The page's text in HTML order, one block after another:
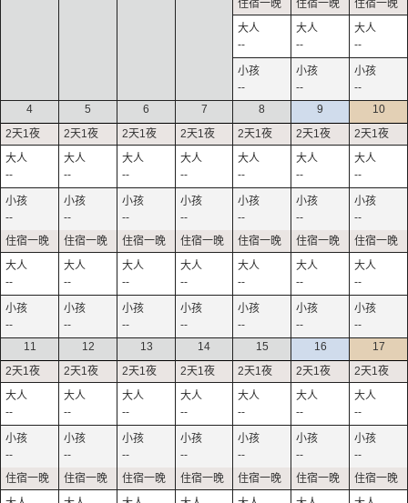
--
--
--
--
--
--
4
--
--
--
--
5
--
--
--
--
6
--
--
--
--
7
--
--
--
--
8
--
--
--
--
9
--
--
--
--
10
--
--
--
--
11
--
--
12
--
--
13
--
--
14
--
--
15
--
--
16
--
--
17
--
--